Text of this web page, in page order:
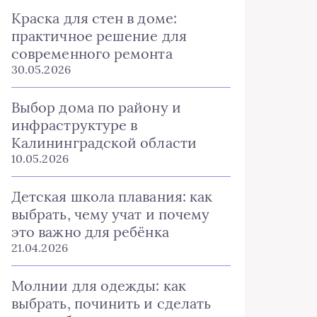
Краска для стен в доме:
практичное решение для
современного ремонта
30.05.2026
Выбор дома по району и
инфраструктуре в
Калининградской области
10.05.2026
Детская школа плавания: как
выбрать, чему учат и почему
это важно для ребёнка
21.04.2026
Молнии для одежды: как
выбрать, починить и сделать